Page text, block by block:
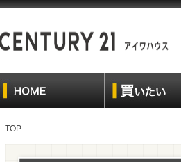
TOP